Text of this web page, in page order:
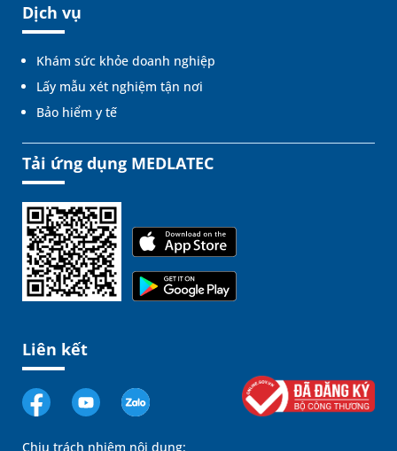
Dịch vụ
Khám sức khỏe doanh nghiệp
Lấy mẫu xét nghiệm tận nơi
Bảo hiểm y tế
Tải ứng dụng MEDLATEC
Liên kết
Chịu trách nhiệm nội dung: